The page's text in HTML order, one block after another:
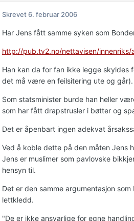
Skrevet6. februar 2006
Har Jens fått samme syken som
http://pub.tv2.no/nettavisen/innenriks/
Han kan da for fan ikke legge skyldes
det må være en feilsitering ute og går).
Som statsminister burde han heller
som har fått drapstrusler i bøtter og
Det er åpenbart ingen adekvat
Ved å koble dette på den måten Jens
Jens er muslimer som pavlovske
hensyn til.
Det er den samme argumentasjon
lettkledd.
"De er ikke ansvarlige for egne